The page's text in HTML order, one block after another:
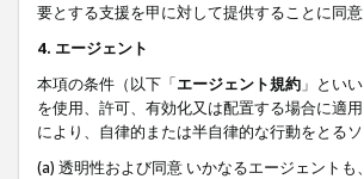
要とする支援を甲に対して提供することに同意
4. エージェント
本項の条件（以下「エージェント規約 」とい
を使用、許可、有効化又は配置する場合に適
により、自律的または半自律的な行動をとる
(a) 透明性および同意 いかなるエージェント